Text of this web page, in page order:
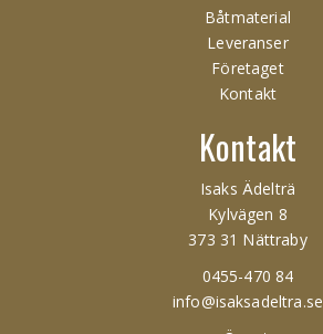
Båtmaterial
Leveranser
Företaget
Kontakt
Kontakt
Isaks Ädelträ
Kylvägen 8
373 31 Nättraby
0455-470 84
info@isaksadeltra.se